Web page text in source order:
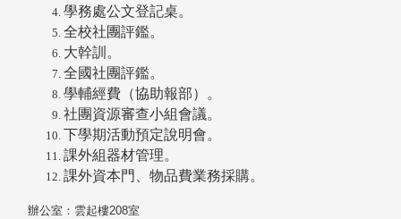
學務處公文登記桌。
全校社團評鑑。
大幹訓。
全國社團評鑑。
學輔經費（協助報部）。
社團資源審查小組會議。
下學期活動預定說明會。
課外組器材管理。
課外資本門、物品費業務採購。
辦公室：雲起樓208室